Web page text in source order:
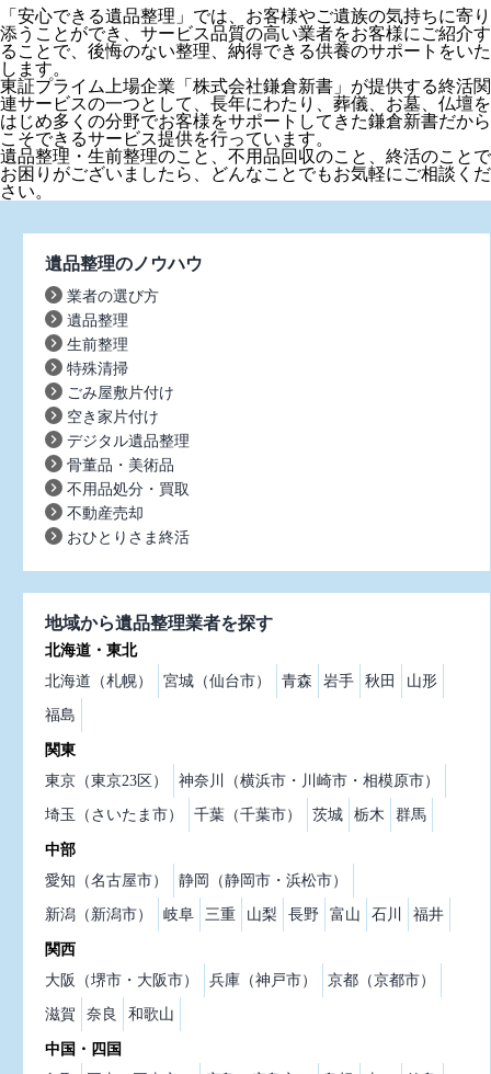
「安心できる遺品整理」では、お客様やご遺族の気持ちに寄り
添うことができ、サービス品質の高い業者をお客様にご紹介す
ることで、後悔のない整理、納得できる供養のサポートをいた
します。
東証プライム上場企業「株式会社鎌倉新書」が提供する終活関
連サービスの一つとして、長年にわたり、葬儀、お墓、仏壇を
はじめ多くの分野でお客様をサポートしてきた鎌倉新書だから
こそできるサービス提供を行っています。
遺品整理・生前整理のこと、不用品回収のこと、終活のことで
お困りがございましたら、どんなことでもお気軽にご相談くだ
さい。
遺品整理のノウハウ
業者の選び方
遺品整理
生前整理
特殊清掃
ごみ屋敷片付け
空き家片付け
デジタル遺品整理
骨董品・美術品
不用品処分・買取
不動産売却
おひとりさま終活
地域から遺品整理業者を探す
北海道・東北
北海道（札幌）
宮城（仙台市） 青森 岩手 秋田 山形
福島
関東
東京（東京23区）
神奈川（横浜市・川崎市・相模原市）
埼玉（さいたま市） 千葉（千葉市） 茨城 栃木 群馬
中部
愛知（名古屋市）
静岡（静岡市・浜松市）
新潟（新潟市） 岐阜 三重 山梨 長野 富山 石川 福井
関西
大阪（堺市・大阪市）
兵庫（神戸市） 京都（京都市）
滋賀 奈良 和歌山
中国・四国